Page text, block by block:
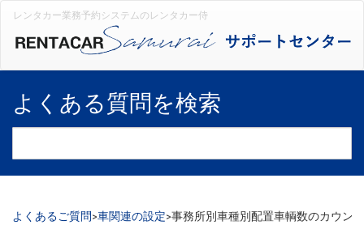
レンタカー業務予約システムのレンタカー侍
よくある質問を検索
よくあるご質問>車関連の設定>事務所別車種別配置車輌数のカウン